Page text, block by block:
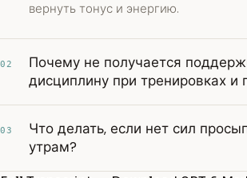
вернуть тонус и энергию.
02
Почему не получается
дисциплину при тренировках и
03
Что делать, если нет сил
утрам?